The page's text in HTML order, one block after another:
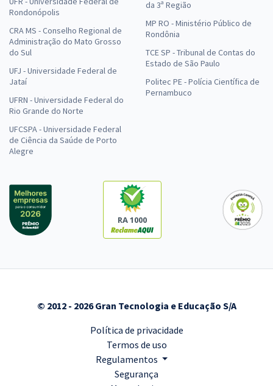
Rondonópolis
CRA MS - Conselho Regional de
Administração do Mato Grosso
do Sul
UFJ - Universidade Federal de
Jataí
UFRN - Universidade Federal do
Rio Grande do Norte
UFCSPA - Universidade Federal
de Ciência da Saúde de Porto
Alegre
da 3ª Região
MP RO - Ministério Público de
Rondônia
TCE SP - Tribunal de Contas do
Estado de São Paulo
Politec PE - Polícia Científica de
Pernambuco
RA 1000
© 2012 - 2026 Gran Tecnologia e Educação S/A
Política de privacidade
Termos de uso
Regulamentos
Segurança